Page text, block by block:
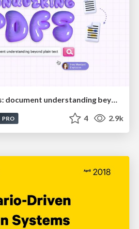
PRO 4 2.9k